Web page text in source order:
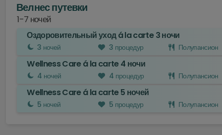
Велнес путевки
1-7 ночей
Оздоровительный уход á la carte 3 ночи
3 ночей 3 процедур Полупансион
Описание
Проживание:3 ночи/ночей
Основа питания:полупансион
Wellness Care á la carte 4 ночи
4 ночей 4 процедур Полупансион
Описание
Wellness Care á la carte 5 ночей
5 ночей 5 процедур Полупансион